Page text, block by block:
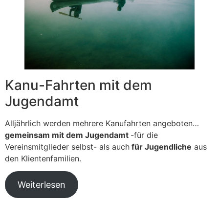
Kanu-Fahrten mit dem
Jugendamt
Alljährlich werden mehrere Kanufahrten angeboten…
gemeinsam mit dem Jugendamt -für die
Vereinsmitglieder selbst- als auch für Jugendliche aus
den Klientenfamilien.
Weiterlesen